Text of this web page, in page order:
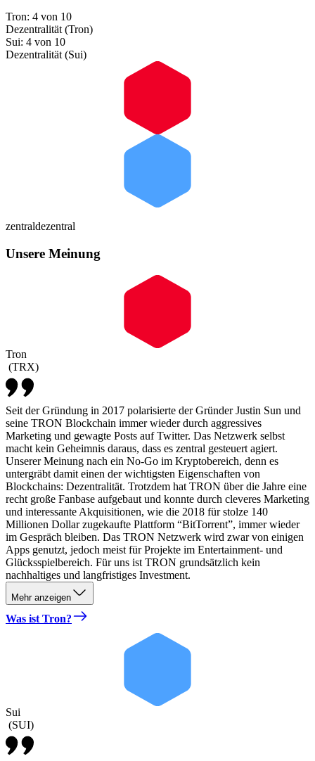
Tron: 4 von 10
Dezentralität (Tron)
Sui: 4 von 10
Dezentralität (Sui)
zentraldezentral
Unsere Meinung
Tron
(TRX)
Seit der Gründung in 2017 polarisierte der Gründer Justin Sun und
seine TRON Blockchain immer wieder durch aggressives
Marketing und gewagte Posts auf Twitter. Das Netzwerk selbst
macht kein Geheimnis daraus, dass es zentral gesteuert agiert.
Unserer Meinung nach ein No-Go im Kryptobereich, denn es
untergräbt damit einen der wichtigsten Eigenschaften von
Blockchains: Dezentralität. Trotzdem hat TRON über die Jahre eine
recht große Fanbase aufgebaut und konnte durch cleveres Marketing
und interessante Akquisitionen, wie die 2018 für stolze 140
Millionen Dollar zugekaufte Plattform “BitTorrent”, immer wieder
im Gespräch bleiben. Das TRON Netzwerk wird zwar von einigen
Apps genutzt, jedoch meist für Projekte im Entertainment- und
Glücksspielbereich. Für uns ist TRON grundsätzlich kein
nachhaltiges und langfristiges Investment.
Mehr anzeigen
Was ist Tron?
Sui
(SUI)